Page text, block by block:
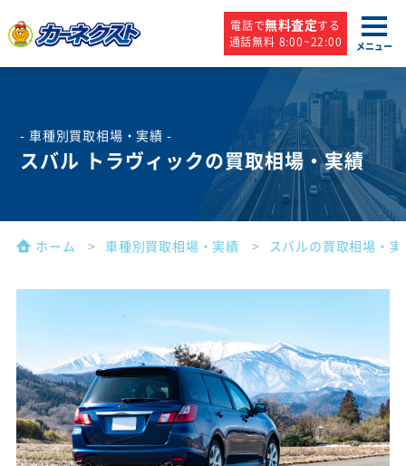
電話で無料査定する
通話無料 8:00~22:00
メニュー
- 車種別買取相場・実績 -
スバル トラヴィックの買取相場・実績
ホーム 車種別買取相場・実績 スバルの買取相場・